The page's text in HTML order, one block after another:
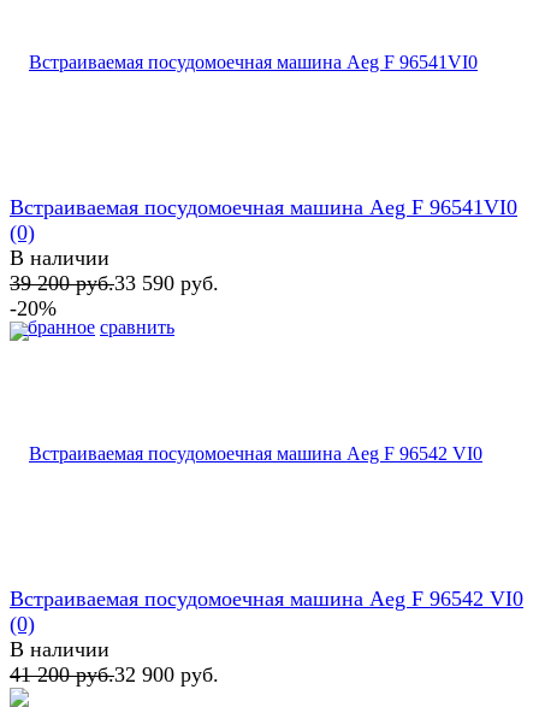
избранное сравнить
Встраиваемая посудомоечная машина Aeg F 96541VI0
(0)
В наличии
39 200 руб.33 590 руб.
-20%
Встраиваемая посудомоечная машина Aeg F 96542 VI0
(0)
В наличии
41 200 руб.32 900 руб.